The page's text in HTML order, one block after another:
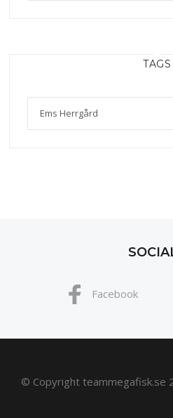
TAGS
Facebook
© Copyright teammegafisk.se